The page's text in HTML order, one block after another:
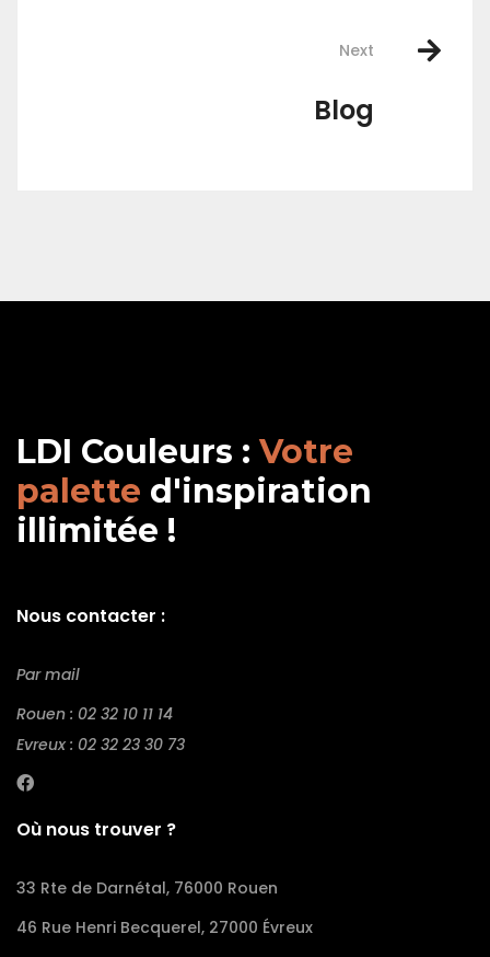
Next
Blog
LDI Couleurs : Votre
palette d'inspiration
illimitée !
Nous contacter :
Par mail
Rouen : 02 32 10 11 14
Evreux : 02 32 23 30 73
Où nous trouver ?
33 Rte de Darnétal, 76000 Rouen
46 Rue Henri Becquerel, 27000 Évreux